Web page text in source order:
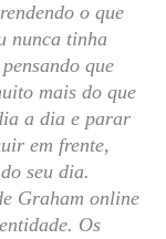
o que
nunca tinha
que
mais do que
a dia e parar
em frente,
seu dia.
Graham online
Os